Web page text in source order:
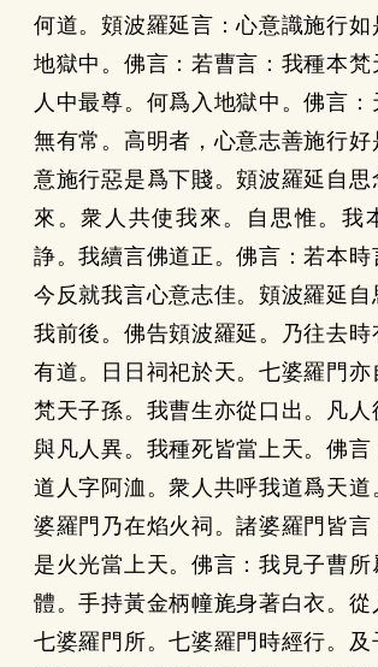
何道。頞波羅延言：心意識施行如
地獄中。佛言：若曹言：我種本梵
人中最尊。何爲入地獄中。佛言
無有常。高明者，心意志善施行好
意施行惡是爲下賤。頞波羅延自思
來。衆人共使我來。自思惟。我
諍。我續言佛道正。佛言：若本時
今反就我言心意志佳。頞波羅延自
我前後。佛告頞波羅延。乃往去時
有道。日日祠祀於天。七婆羅門亦
梵天子孫。我曹生亦從口出。凡人
與凡人異。我種死皆當上天。佛言
道人字阿洫。衆人共呼我道爲天道
婆羅門乃在焰火祠。諸婆羅門皆言
是火光當上天。佛言：我見子曹所
體。手持黃金柄幢旄身著白衣。從
七婆羅門所。七婆羅門時經行。及